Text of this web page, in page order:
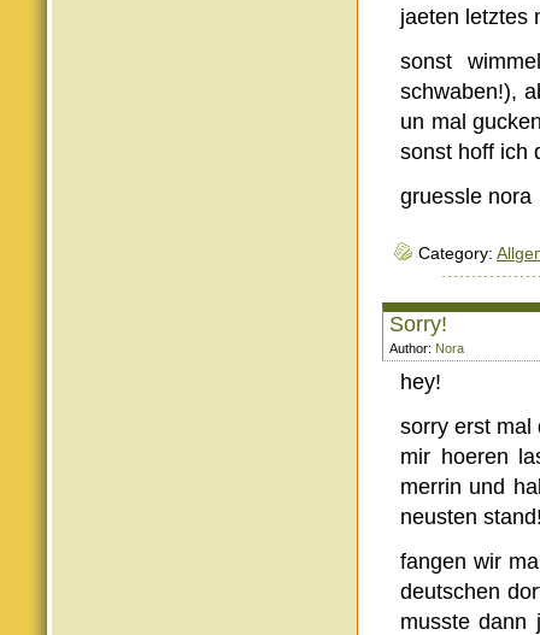
jaeten letztes
sonst
schwaben!),
un mal
sonst hoff ich
gruessle nora
Category:
Sorry!
Author: Nora
hey!
sorry erst mal
mir hoeren
merrin und
neusten
fangen wir
deutschen
musste dann